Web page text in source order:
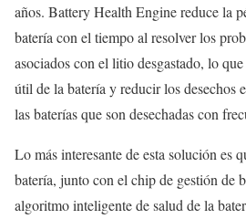
años. Battery Health Engine reduce la
batería con el tiempo al resolver los
asociados con el litio desgastado, lo
útil de la batería y reducir los desechos
las baterías que son desechadas con
Lo más interesante de esta solución es
batería, junto con el chip de gestión de
algoritmo inteligente de salud de la